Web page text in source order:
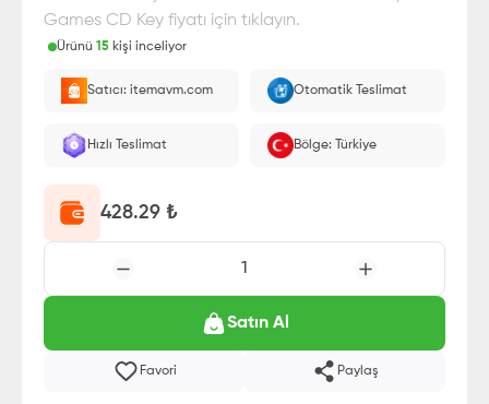
Games CD Key fiyatı için tıklayın.
Ürünü 15 kişi inceliyor
E-Pin olarak yüklenir.
Satıcı: itemavm.com Otomatik Teslimat
Hızlı Teslimat Bölge: Türkiye
428.29 ₺
1
Satın Al
Favori Paylaş